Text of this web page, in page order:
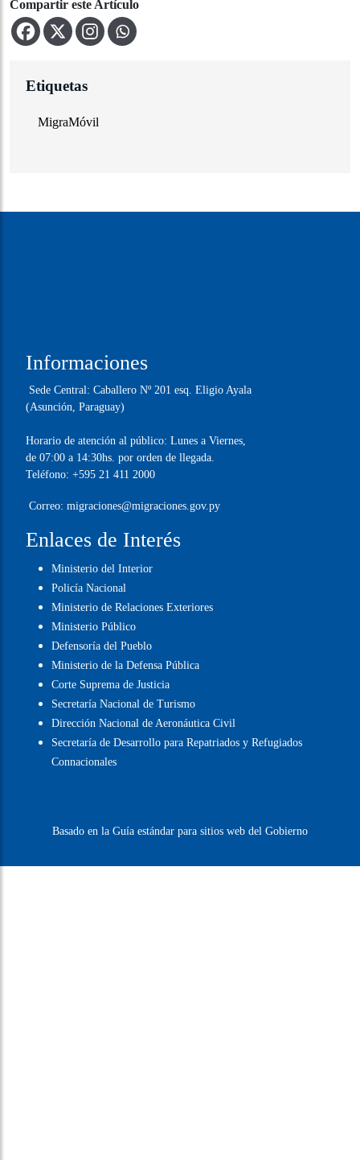
viernes, excepto feriados, de 7:00 a 15:00 horas:
Contact Center: (021) 411 2000
Instagram: @migracionespy
X: @MigracionesPY
Informaciones
Sede Central:Caballero Nº 201 esq. Eligio Ayala
Horario de atención al público: Lunes a Viernes,
de 07:00 a 14:30hs. por orden de llegada.
Teléfono:+595 21 411 2000
Correo:migraciones@migraciones.gov.py
Enlaces de Interés
Ministerio del Interior
Policía Nacional
Ministerio de la Defensa Pública